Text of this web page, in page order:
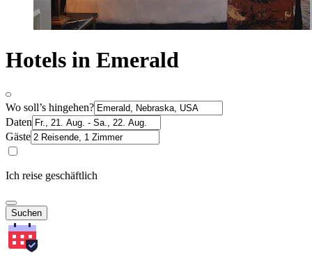
Hotels in Emerald
Wo soll’s hingehen?
Daten
Gäste
Ich reise geschäftlich
Suchen